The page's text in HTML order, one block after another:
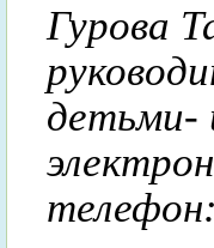
Гурова
детьми-